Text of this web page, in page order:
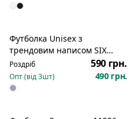
Футболка Unisex з
трендовим написом SIX
SEVEN кулір 390
Роздріб 590 грн.
Опт (від3шт) 490 грн.